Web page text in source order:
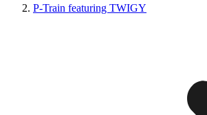
P-Train featuring TWIGY